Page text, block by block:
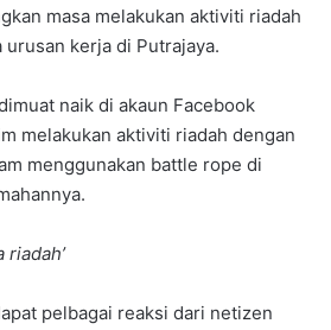
masa melakukan aktiviti riadah
kerja di Putrajaya.
naik di akaun Facebook
melakukan aktiviti riadah dengan
menggunakan battle rope di
riadah’
pelbagai reaksi dari netizen